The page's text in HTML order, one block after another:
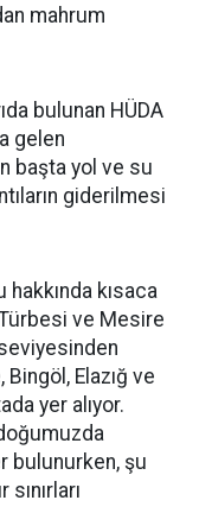
mahrum
bulunan HÜDA
gelen
başta yol ve su
giderilmesi
kısaca
ve Mesire
Elazığ ve
yer alıyor.
bulunurken, şu